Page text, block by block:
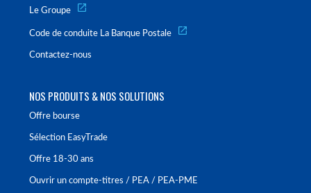
Le Groupe
Code de conduite La Banque Postale
Contactez-nous
NOS PRODUITS & NOS SOLUTIONS
Offre bourse
Sélection EasyTrade
Offre 18-30 ans
Ouvrir un compte-titres / PEA / PEA-PME